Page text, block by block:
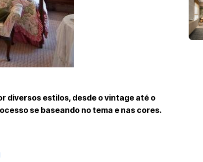
diversos estilos, desde o vintage até o
se baseando no tema e nas cores.